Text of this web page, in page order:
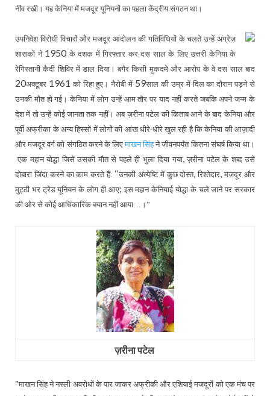
नींव रखी। यह केनिया में मजदूर यूनियनों का पहला केंद्रीय संगठन था।
उपनिवेश विरोधी विचारों और मजदूर आंदोलन की गतिविधियों के चलते उन्हें अंग्रेज़
शासकों ने 1950 के दशक में गिरफ्तार कर दस साल के लिए उत्तरी केनिया के
रेगिस्तानी कैदी शिविर में डाल दिया। बगैर किसी मुकदमे और आरोप के वे दस साल बाद
20अक्टूबर 1961 को रिहा हुए। नैरोबी में 59साल की उम्र में दिल का दौरान पड़ने से
उनकी मौत हो गई। केनिया में लोग उन्हें आम तौर पर याद नहीं करते जबकि अपने जन्म के
देश में तो उन्हें कोई जानता तक नहीं। अब ज़रीना पटेल की किताब आने के बाद केनिया और
पूर्वी अफ्रीका के अन्य हिस्सों में लोगों की आंख धीरे-धीरे खुल रही है कि केनिया की आज़ादी
और मजदूर वर्ग को संगठित करने के लिएमाखन सिंहने जीवनपर्यंत कितना संघर्ष किया था।
एक महान योद्धा जिसे उसकी मौत से पहले ही भुला दिया गया,ज़रीना पटेल के शब्द उसे
दोबारा जिंदा करने का काम करते हैं: ‘‘उनकी अंत्येष्टि में कुछ दोस्त,रिश्तेदार,मजदूर और
मुट्ठी भर ट्रेड यूनियन के लोग ही आए; इस महान केनियाई योद्धा के चले जाने पर सरकार
की ओर से कोई आधिकारिक बयान नहीं आया…।”
ज़रीना पटेल
”माखन सिंह ने नस्ली अवरोधों के पार जाकर अफ्रीकी और एशियाई मजदूरों को एक मंच पर